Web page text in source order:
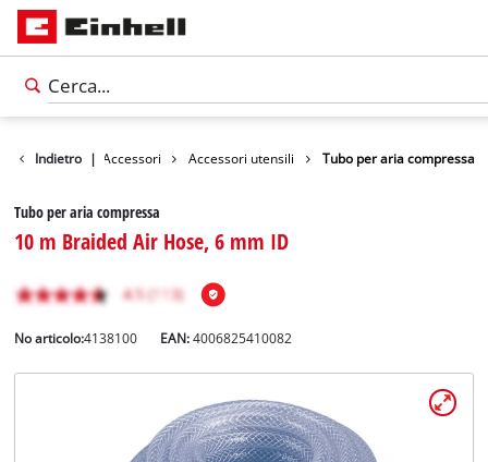
Indietro | Accessori Accessori utensili Tubo per aria compressa
Tubo per aria compressa
10 m Braided Air Hose, 6 mm ID
No articolo:4138100 EAN:4006825410082